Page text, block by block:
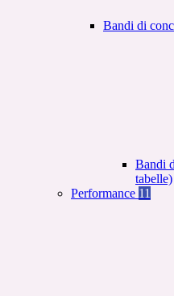
Bandi di
Bandi
tabelle)
Performance 11